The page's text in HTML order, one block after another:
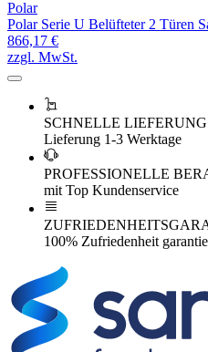
Polar
Polar Serie U Belüfteter 2 Türen
866,17 €
zzgl. MwSt.
SCHNELLE LIEFERUNG
Lieferung 1-3 Werktage
PROFESSIONELLE
mit Top Kundenservice
100% Zufriedenheit